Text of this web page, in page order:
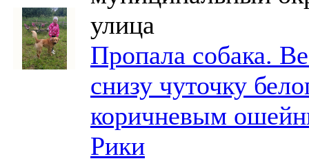
улица
Пропала собака.
снизу чуточку
коричневым
Рики